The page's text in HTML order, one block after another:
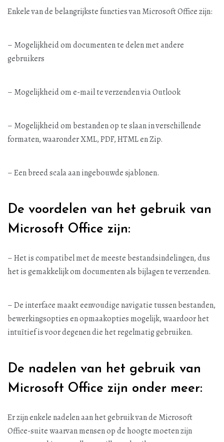
Enkele van de belangrijkste functies van Microsoft Office zijn:
– Mogelijkheid om documenten te delen met andere
gebruikers
– Mogelijkheid om e-mail te verzenden via Outlook
– Mogelijkheid om bestanden op te slaan in verschillende
formaten, waaronder XML, PDF, HTML en Zip.
– Een breed scala aan ingebouwde sjablonen.
De voordelen van het gebruik van
Microsoft Office zijn:
– Het is compatibel met de meeste bestandsindelingen, dus
het is gemakkelijk om documenten als bijlagen te verzenden.
– De interface maakt eenvoudige navigatie tussen bestanden,
bewerkingsopties en opmaakopties mogelijk, waardoor het
intuïtief is voor degenen die het regelmatig gebruiken.
De nadelen van het gebruik van
Microsoft Office zijn onder meer:
Er zijn enkele nadelen aan het gebruik van de Microsoft
Office-suite waarvan mensen op de hoogte moeten zijn